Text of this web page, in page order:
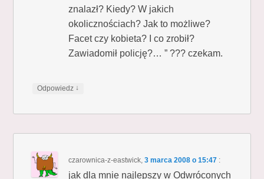
znalazł? Kiedy? W jakich
okolicznościach? Jak to możliwe?
Facet czy kobieta? I co zrobił?
Zawiadomił policję?… ” ??? czekam.
Odpowiedz ↓
czarownica-z-eastwick,3 marca 2008 o 15:47 :
jak dla mnie najlepszy w Odwróconych